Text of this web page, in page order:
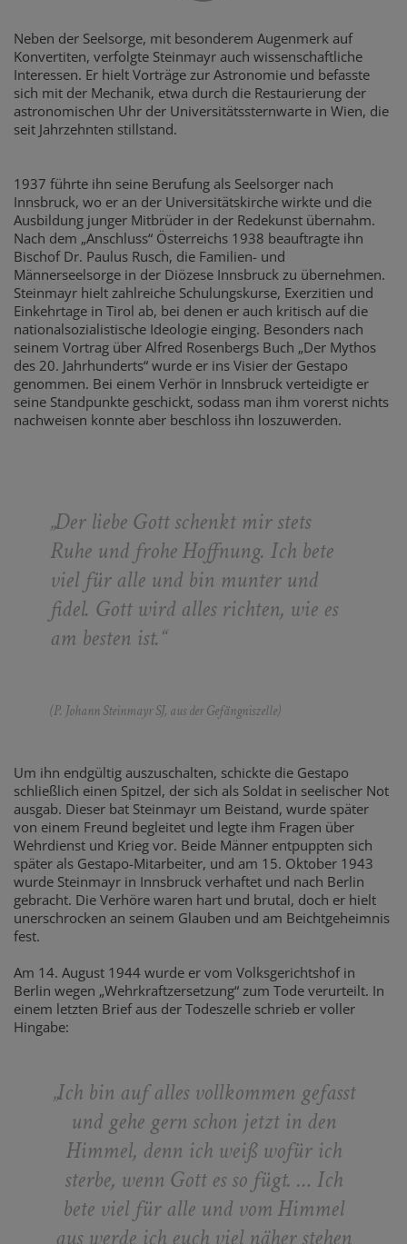
Neben der Seelsorge, mit besonderem Augenmerk auf
Konvertiten, verfolgte Steinmayr auch wissenschaftliche
Interessen. Er hielt Vorträge zur Astronomie und befasste
sich mit der Mechanik, etwa durch die Restaurierung der
astronomischen Uhr der Universitätssternwarte in Wien, die
seit Jahrzehnten stillstand.
1937 führte ihn seine Berufung als Seelsorger nach
Innsbruck, wo er an der Universitätskirche wirkte und die
Ausbildung junger Mitbrüder in der Redekunst übernahm.
Nach dem „Anschluss“ Österreichs 1938 beauftragte ihn
Bischof Dr. Paulus Rusch, die Familien- und
Männerseelsorge in der Diözese Innsbruck zu übernehmen.
Steinmayr hielt zahlreiche Schulungskurse, Exerzitien und
Einkehrtage in Tirol ab, bei denen er auch kritisch auf die
nationalsozialistische Ideologie einging. Besonders nach
seinem Vortrag über Alfred Rosenbergs Buch „Der Mythos
des 20. Jahrhunderts“ wurde er ins Visier der Gestapo
genommen. Bei einem Verhör in Innsbruck verteidigte er
seine Standpunkte geschickt, sodass man ihm vorerst nichts
nachweisen konnte aber beschloss ihn loszuwerden.
„Der liebe Gott schenkt mir stets
Ruhe und frohe Hoffnung. Ich bete
viel für alle und bin munter und
fidel. Gott wird alles richten, wie es
am besten ist.“
(P. Johann Steinmayr SJ, aus der Gefängniszelle)
Um ihn endgültig auszuschalten, schickte die Gestapo
schließlich einen Spitzel, der sich als Soldat in seelischer Not
ausgab. Dieser bat Steinmayr um Beistand, wurde später
von einem Freund begleitet und legte ihm Fragen über
Wehrdienst und Krieg vor. Beide Männer entpuppten sich
später als Gestapo-Mitarbeiter, und am 15. Oktober 1943
wurde Steinmayr in Innsbruck verhaftet und nach Berlin
gebracht. Die Verhöre waren hart und brutal, doch er hielt
unerschrocken an seinem Glauben und am Beichtgeheimnis
fest.
Am 14. August 1944 wurde er vom Volksgerichtshof in
Berlin wegen „Wehrkraftzersetzung“ zum Tode verurteilt. In
einem letzten Brief aus der Todeszelle schrieb er voller
Hingabe:
„Ich bin auf alles vollkommen gefasst
und gehe gern schon jetzt in den
Himmel, denn ich weiß wofür ich
sterbe, wenn Gott es so fügt. … Ich
bete viel für alle und vom Himmel